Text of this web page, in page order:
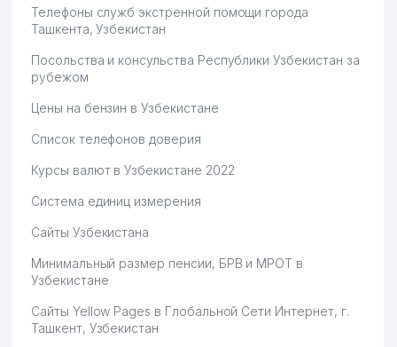
Телефоны служб экстренной помощи города
Ташкента, Узбекистан
Посольства и консульства Республики Узбекистан за
рубежом
Цены на бензин в Узбекистане
Список телефонов доверия
Курсы валют в Узбекистане 2022
Система единиц измерения
Сайты Узбекистана
Минимальный размер пенсии, БРВ и МРОТ в
Узбекистане
Сайты Yellow Pages в Глобальной Сети Интернет, г.
Ташкент, Узбекистан